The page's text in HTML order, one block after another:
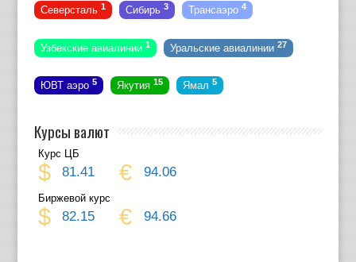
Северсталь 1 Сибирь 3 Трансаэро 4
Узбекские авиалинии 1 Уральские авиалинии 27
ЮВТ аэро 5 Якутия 15 Ямал 5
Курсы валют
Курс ЦБ
$ 81.41 € 94.06
Биржевой курс
$ 82.15 € 94.66